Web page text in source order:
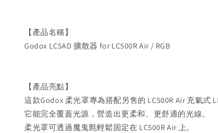
【產品名稱】
Godox LC5AD 擴散器 for LC500R Air / RGB
【產品亮點】
這款Godox 柔光罩專為搭配另售的 LC500R Air 充氣式
它能完全覆蓋光源，營造出更柔和、更舒適的光線。
柔光罩可透過魔鬼氈輕鬆固定在 LC500R Air 上。